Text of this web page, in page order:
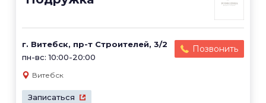
г. Витебск, пр-т Строителей, 3/2
пн-вс: 10:00-20:00
Позвонить
Витебск
Записаться